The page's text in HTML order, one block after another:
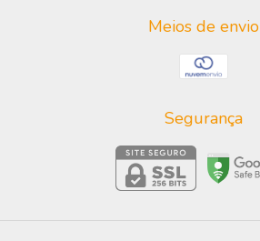
Meios de envio
Segurança